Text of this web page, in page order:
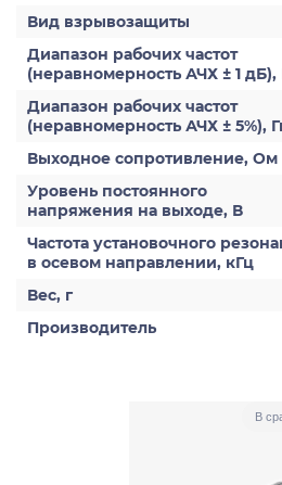
Вид взрывозащиты
Диапазон рабочих частот
(неравномерность АЧХ ± 1 дБ),
Диапазон рабочих частот
(неравномерность АЧХ ± 5%),
Выходное сопротивление, Ом
Уровень постоянного
напряжения на выходе, В
Частота установочного
в осевом направлении, кГц
Вес, г
Производитель
В